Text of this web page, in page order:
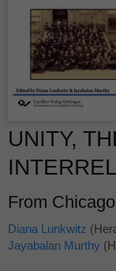
UNITY,
From
Diana Lunkwitz
Jayabalan Murthy